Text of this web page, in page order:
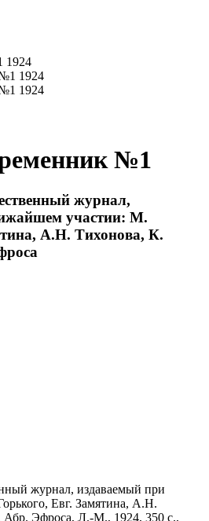
1924
№1
журнал,
участии: М.
А.Н. Тихонова, К.
журнал, издаваемый при
Евг. Замятина, А.Н.
Абр. Эфроса, Л.-М., 1924, 350 с.,